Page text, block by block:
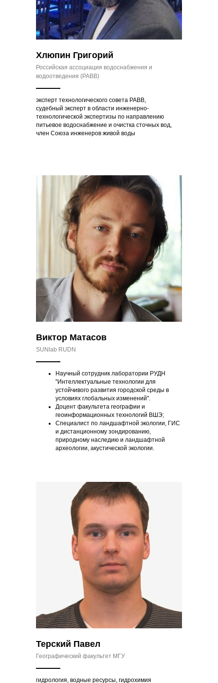
Хлюпин Григорий
Российская ассоциация водоснабжения и
водоотведения (РАВВ)
эксперт технологического совета РАВВ,
судебный эксперт в области инженерно-
технологической экспертизы по направлению
питьевое водоснабжение и очистка сточных вод,
член Союза инженеров живой воды
Виктор Матасов
SUNlab RUDN
Научный сотрудник лаборатории РУДН
"Интеллектуальные технологии для
устойчивого развития городской среды в
условиях глобальных изменений".
Доцент факультета географии и
геоинформационных технологий ВШЭ;
Специалист по ландшафтной экологии, ГИС
и дистанционному зондированию,
природному наследию и ландшафтной
археологии, акустической экологии.
Терский Павел
Географический факультет МГУ
гидрология, водные ресурсы, гидрохимия